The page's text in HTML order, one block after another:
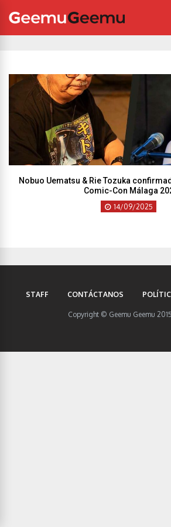
Nobuo Uematsu & Rie Tozuka
Comic-Con Málaga
14/09/2025
STAFF CONTÁCTANOS
Copyright © Geemu Geemu